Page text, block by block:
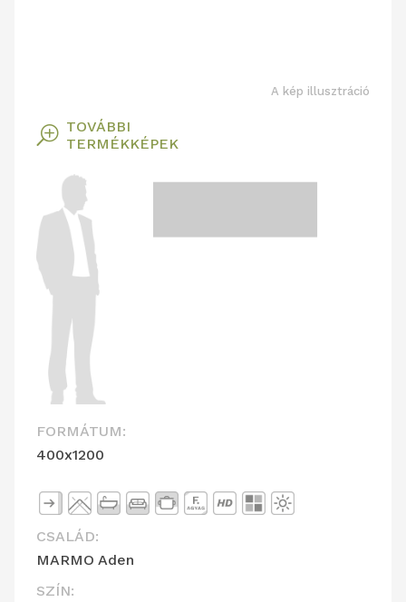
A kép illusztráció
T TOVÁBBI
TERMÉKKÉPEK
FORMÁTUM:
400x1200
CSALÁD:
MARMO Aden
SZÍN: